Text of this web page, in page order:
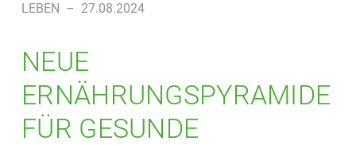
LEBEN – 27.08.2024
NEUE
ERNÄHRUNGSPYRAMIDE
FÜR GESUNDE